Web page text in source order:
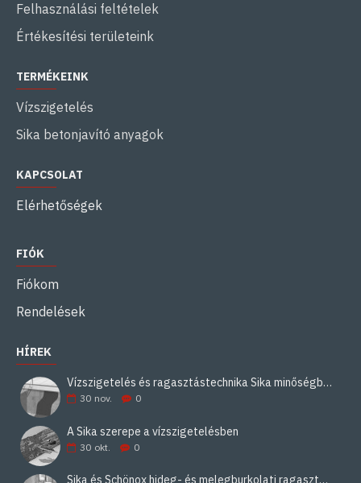
Felhasználási feltételek
Értékesítési területeink
TERMÉKEINK
Vízszigetelés
Sika betonjavító anyagok
KAPCSOLAT
Elérhetőségek
FIÓK
Fiókom
Rendelések
HÍREK
Vízszigetelés és ragasztástechnika Sika minőségben
30 nov. 0
A Sika szerepe a vízszigetelésben
30 okt. 0
Sika és Schönox hideg- és melegburkolati ragasztási rendszerek